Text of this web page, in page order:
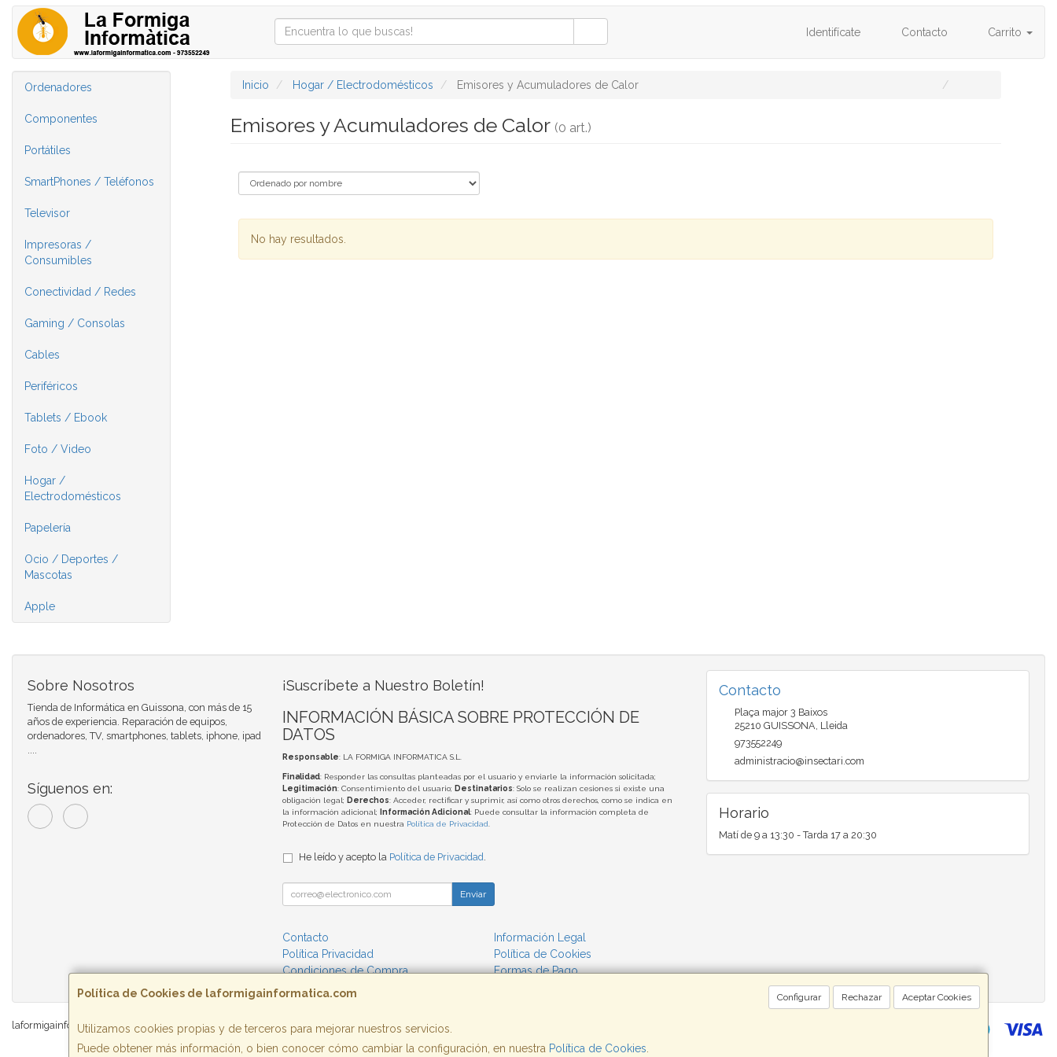
Identifícate Contacto Carrito
Ordenadores
Componentes
Portátiles
SmartPhones / Teléfonos
Televisor
Impresoras /
Consumibles
Conectividad / Redes
Gaming / Consolas
Cables
Periféricos
Tablets / Ebook
Foto / Video
Hogar /
Electrodomésticos
Papelería
Ocio / Deportes /
Mascotas
Apple
Inicio Hogar / Electrodomésticos Emisores y Acumuladores de Calor
Emisores y Acumuladores de Calor (0 art.)
No hay resultados.
Política de Cookies de laformigainformatica.com Configurar Rechazar Aceptar Cookies
Utilizamos cookies propias y de terceros para mejorar nuestros servicios.
Puede obtener más información, o bien conocer cómo cambiar la configuración, en nuestra Política de Cookies
Sobre Nosotros
Tienda de Informática en Guissona, con más de 15
años de experiencia. Reparación de equipos,
ordenadores, TV, smartphones, tablets, iphone, ipad
....
Síguenos en:
¡Suscríbete a Nuestro Boletín!
INFORMACIÓN BÁSICA SOBRE PROTECCIÓN DE
DATOS
Responsable: LA FORMIGA INFORMATICA S.L.
Finalidad: Responder las consultas planteadas por el usuario y enviarle la información solicitada;
Legitimación: Consentimiento del usuario; Destinatarios: Solo se realizan cesiones si existe una
obligación legal; Derechos: Acceder, rectificar y suprimir, así como otros derechos, como se indica en
la información adicional;
Información Adicional: Puede consultar la información completa de
Protección de Datos en nuestra Política de Privacidad
He leído y acepto la Política de Privacidad.
Enviar
Contacto
Información Legal
Política Privacidad
Política de Cookies
Condiciones de Compra
Formas de Pago
Contacto
Plaça major 3 Baixos
25210 GUISSONA, Lleida
973552249
administracio@insectari.com
Horario
Matí de 9 a 13:30 - Tarda 17 a 20:30
laformigainformatica.com © 2026
, , , , España. - C.I.F.: B25662933 - Tfno: